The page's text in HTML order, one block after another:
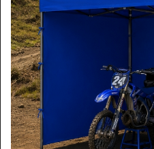
Por favor regrese